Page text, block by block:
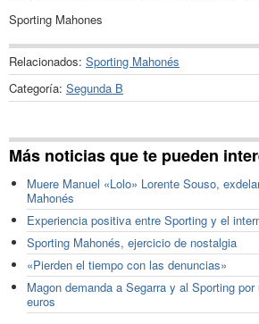
Sporting Mahones
Relacionados: Sporting Mahonés
Categoría: Segunda B
Más noticias que te pueden
Muere Manuel «Lolo» Lorente Souso,
Mahonés
Experiencia positiva entre Sporting y el
Sporting Mahonés, ejercicio de nostalgia
«Pierden el tiempo con las denuncias»
Magon demanda a Segarra y al Sporting
euros